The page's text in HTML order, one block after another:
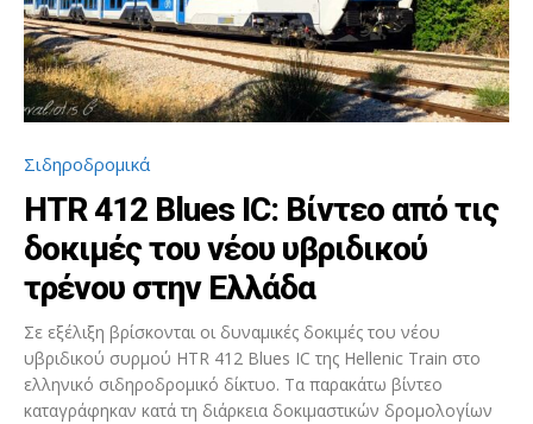
Σιδηροδρομικά
HTR 412 Blues IC: Βίντεο από τις
δοκιμές του νέου υβριδικού
τρένου στην Ελλάδα
Σε εξέλιξη βρίσκονται οι δυναμικές δοκιμές του νέου
υβριδικού συρμού HTR 412 Blues IC της Hellenic Train στο
ελληνικό σιδηροδρομικό δίκτυο. Τα παρακάτω βίντεο
καταγράφηκαν κατά τη διάρκεια δοκιμαστικών δρομολογίων